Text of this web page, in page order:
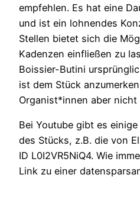
empfehlen. Es hat eine
und ist ein lohnendes
Stellen bietet sich die
Kadenzen einfließen zu
Boissier-Butini
ist dem Stück
Organist*innen aber nicht
Bei Youtube gibt es
des Stücks, z.B. die von
ID L0I2VR5NiQ4. Wie
Link zu einer